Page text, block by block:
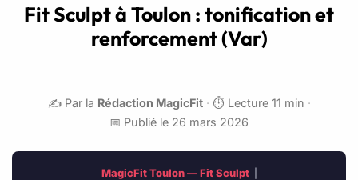
Fit Sculpt à Toulon : tonification et
renforcement (Var)
✍️ Par la Rédaction MagicFit · ⏱️ Lecture 11 min ·
📅 Publié le 26 mars 2026
MagicFit Toulon — Fit Sculpt|